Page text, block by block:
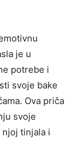
je u
potrebe i
svoje bake
Ova priča
svoje
tinjala i